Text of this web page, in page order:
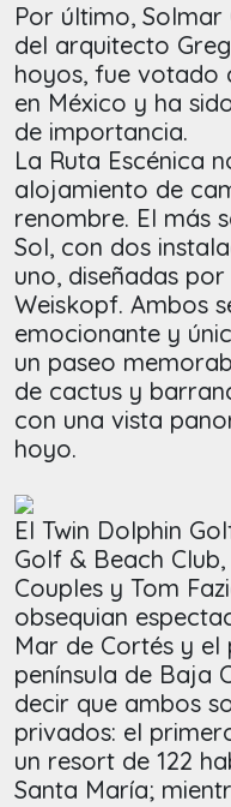
Por último,
del arquitecto
hoyos, fue votado
en México y ha
de importancia.
La Ruta Escénica
alojamiento de
renombre. El más
Sol, con dos
uno, diseñadas
Weiskopf. Ambos
emocionante y
un paseo
de cactus y
con una vista
hoyo.
El Twin Dolphin
Golf & Beach
Couples y Tom
obsequian
Mar de Cortés y
península de Baja
decir que ambos
privados: el
un resort de 122
Santa María;